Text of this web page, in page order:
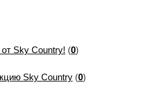
Sky Country! (0)
Sky Country (0)